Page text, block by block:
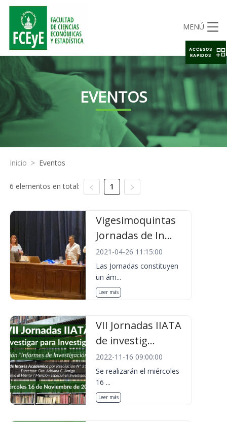
MENÚ
EVENTOS
Inicio > Eventos
6 elementos en total: 1
Vigesimoquintas
Jornadas de In...
2021-04-26 11:15:00
Las Jornadas constituyen
un ám...
Leer más
VII Jornadas IIATA
de investig...
2022-11-16 09:00:00
Se realizarán el miércoles
16 ...
Leer más
ACCESOS
RAPIDOS